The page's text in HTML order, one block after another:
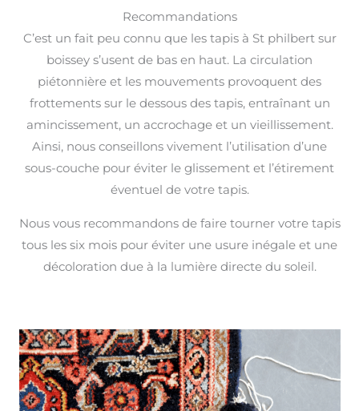
Recommandations
C’est un fait peu connu que les tapis à St philbert sur
boissey s’usent de bas en haut. La circulation
piétonnière et les mouvements provoquent des
frottements sur le dessous des tapis, entraînant un
amincissement, un accrochage et un vieillissement.
Ainsi, nous conseillons vivement l’utilisation d’une
sous-couche pour éviter le glissement et l’étirement
éventuel de votre tapis.
Nous vous recommandons de faire tourner votre tapis
tous les six mois pour éviter une usure inégale et une
décoloration due à la lumière directe du soleil.